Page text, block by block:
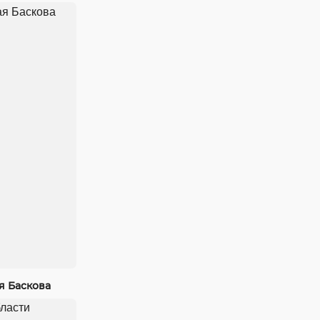
Баскова